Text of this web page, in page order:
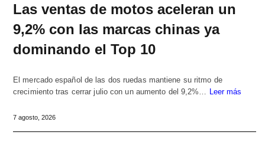
Las ventas de motos aceleran un
9,2% con las marcas chinas ya
dominando el Top 10
El mercado español de las dos ruedas mantiene su ritmo de
crecimiento tras cerrar julio con un aumento del 9,2%… Leer más
7 agosto, 2026